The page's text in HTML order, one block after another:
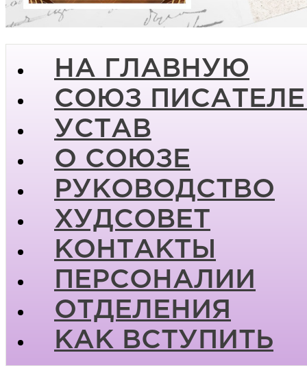
НА ГЛАВНУЮ
СОЮЗ
УСТАВ
О СОЮЗЕ
РУКОВОДСТВО
ХУДСОВЕТ
КОНТАКТЫ
ПЕРСОНАЛИИ
ОТДЕЛЕНИЯ
КАК ВСТУПИТЬ